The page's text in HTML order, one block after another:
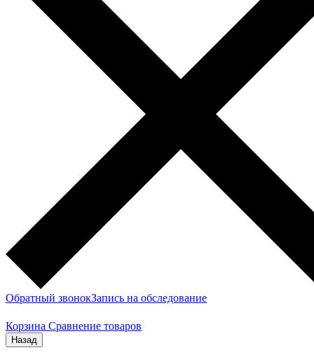
Обратный звонокЗапись на обследование
Корзина Сравнение товаров
Назад